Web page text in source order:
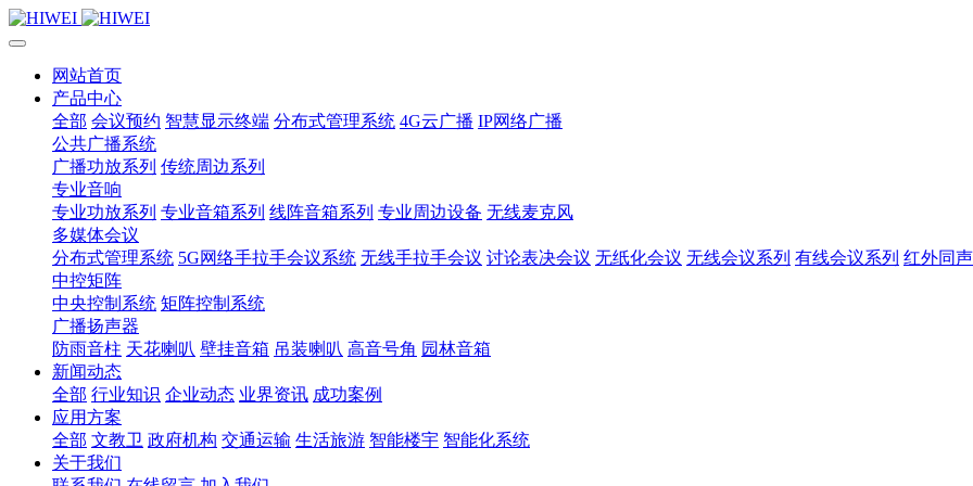
网站首页
产品中心
全部 会议预约 智慧显示终端 分布式管理系统 4G云广播 IP网络广播
公共广播系统
广播功放系列 传统周边系列
专业音响
专业功放系列 专业音箱系列 线阵音箱系列 专业周边设备 无线麦克风
多媒体会议
分布式管理系统 5G网络手拉手会议系统 无线手拉手会议 讨论表决会议 无纸化会议 无线会议系列 有线会议系列 红外同
中控矩阵
中央控制系统 矩阵控制系统
广播扬声器
防雨音柱 天花喇叭 壁挂音箱 吊装喇叭 高音号角 园林音箱
新闻动态
全部 行业知识 企业动态 业界资讯 成功案例
应用方案
全部 文教卫 政府机构 交通运输 生活旅游 智能楼宇 智能化系统
关于我们